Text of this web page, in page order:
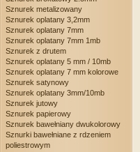
Sznurek metalizowany
Sznurek oplatany 3,2mm
Sznurek oplatany 7mm
Sznurek oplatany 7mm 1mb
Sznurek z drutem
Sznurek oplatany 5 mm / 10mb
Sznurek oplatany 7 mm kolorowe
Sznurek satynowy
Sznurek oplatany 3mm/10mb
Sznurek jutowy
Sznurek papierowy
Sznurek bawełniany dwukolorowy
Sznurki bawełniane z rdzeniem
poliestrowym